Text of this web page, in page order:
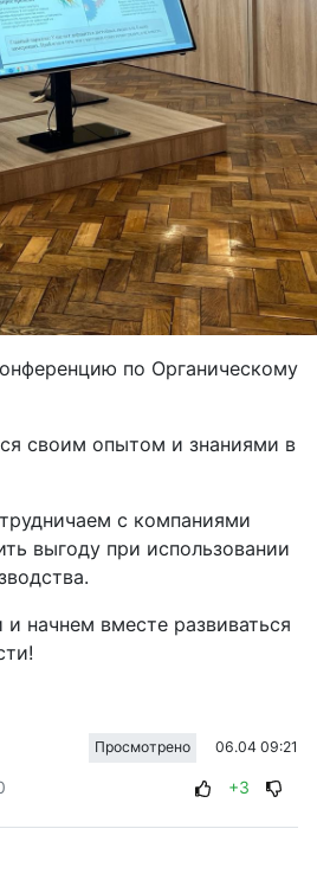
по Органическому
своим опытом и знаниями в
с компаниями
выгоду при использовании
начнем вместе развиваться
Просмотрено 06.04 09:21
+3